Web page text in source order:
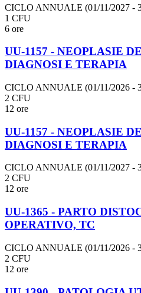
CICLO ANNUALE (01/11/2027 -
1 CFU
6 ore
UU-1157 - NEOPLASIE
DIAGNOSI E TERAPIA
CICLO ANNUALE (01/11/2026 -
2 CFU
12 ore
UU-1157 - NEOPLASIE
DIAGNOSI E TERAPIA
CICLO ANNUALE (01/11/2027 -
2 CFU
12 ore
UU-1365 - PARTO
OPERATIVO, TC
CICLO ANNUALE (01/11/2026 -
2 CFU
12 ore